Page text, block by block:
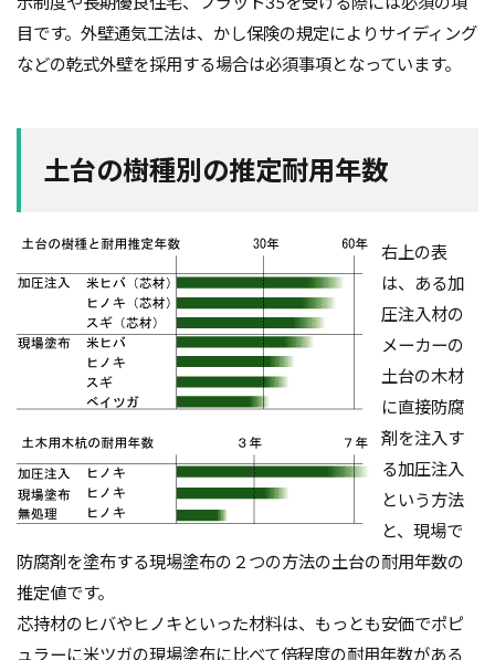
目です。外壁通気工法は、かし保険の規定によりサイディング
などの乾式外壁を採用する場合は必須事項となっています。
土台の樹種別の推定耐用年数
右上の表
は、ある加
圧注入材の
メーカーの
土台の木材
に直接防腐
剤を注入す
る加圧注入
という方法
と、現場で
防腐剤を塗布する現場塗布の２つの方法の土台の耐用年数の
推定値です。
芯持材のヒバやヒノキといった材料は、もっとも安価でポピ
ュラーに米ツガの現場塗布に比べて倍程度の耐用年数がある